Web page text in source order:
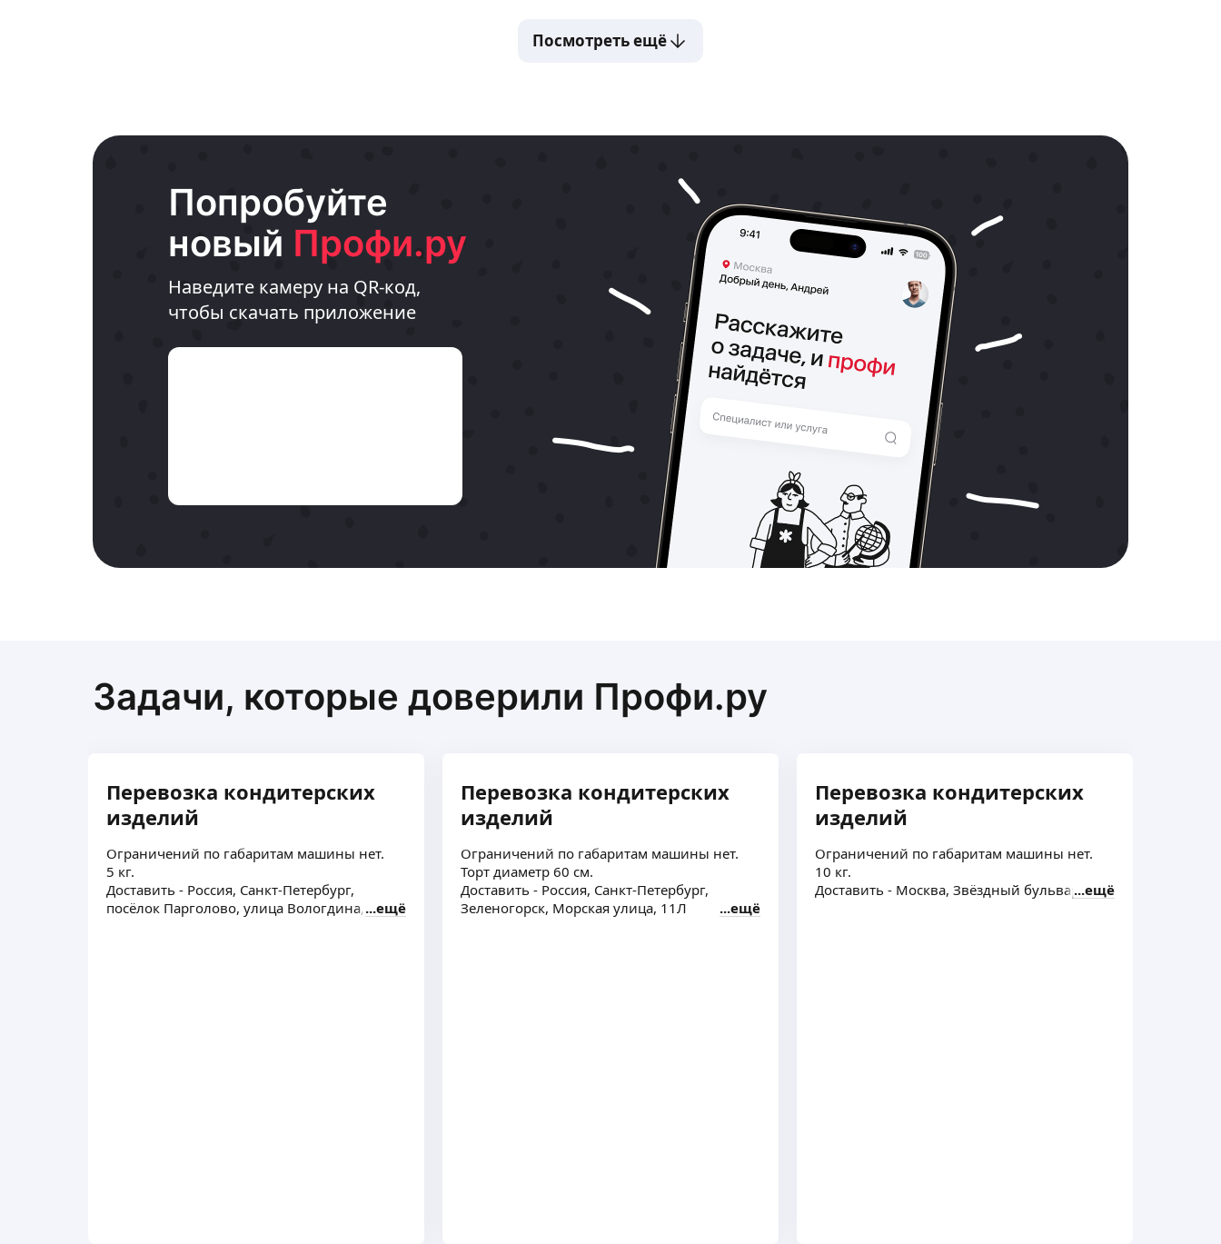
Посмотреть ещё
Попробуйте
новый Профи.ру
Наведите камеру на QR-код,
чтобы скачать приложение
Задачи, которые доверили Профи.ру
Перевозка кондитерских
изделий
Ограничений по габаритам машины нет.
5 кг.
Доставить - Россия, Санкт-Петербург,
посёлок Парголово, улица Вологдина, 1Аещё
Перевозка кондитерских
изделий
Ограничений по габаритам машины нет.
Торт диаметр 60 см.
Доставить - Россия, Санкт-Петербург,
Зеленогорск, Морская улица, 11Л
ещё
Перевозка кондитерских
изделий
Ограничений по габаритам машины нет.
10 кг.
Доставить - Москва, Звёздный бульвар, 24
ещё